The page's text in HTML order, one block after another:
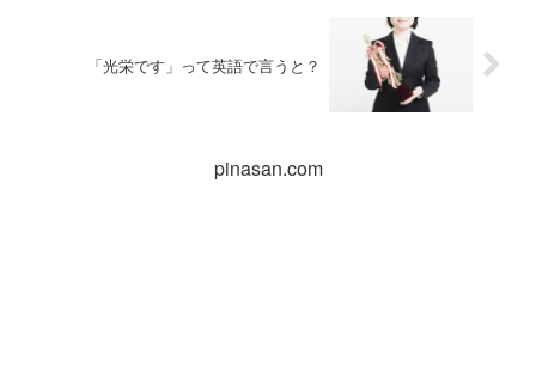
「光栄です」って英語で言うと？
pinasan.com